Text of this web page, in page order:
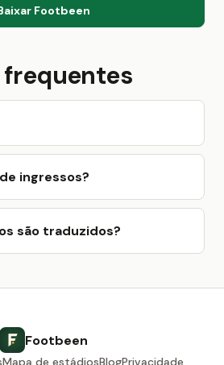
Footbeen
frequentes
ingressos?
são traduzidos?
Footbeen
Mapa de estádiosBlogPrivacidade